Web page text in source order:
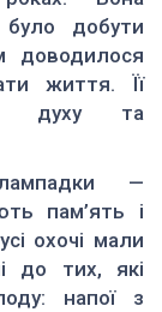
було добути
доводилося
життя. Її
духу та
—
пам’ять і
охочі мали
до тих, які
напої з